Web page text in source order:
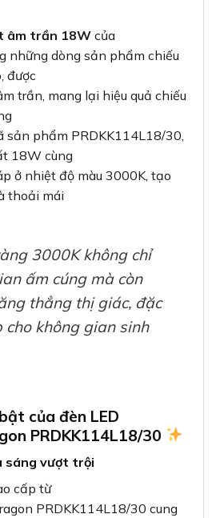
âm trần 18W của
những dòng sản phẩm chiếu
được
trần, mang lại hiệu quả chiếu
sản phẩm PRDKK114L18/30,
18W cùng
ở nhiệt độ màu 3000K, tạo
thoải mái
3000K không chỉ
ấm cúng mà còn
thẳng thị giác, đặc
cho không gian sinh
của đèn LED
PRDKK114L18/30
sáng vượt trội
cấp từ
PRDKK114L18/30 cung